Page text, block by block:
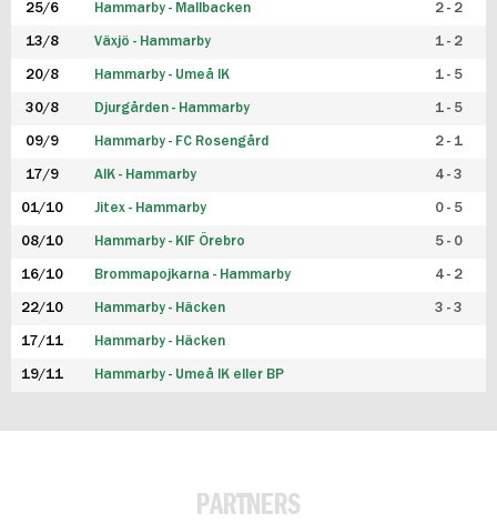
25/6 Hammarby - Mallbacken 2 - 2
13/8 Växjö - Hammarby 1 - 2
20/8 Hammarby - Umeå IK 1 - 5
30/8 Djurgården - Hammarby 1 - 5
09/9 Hammarby - FC Rosengård 2 - 1
17/9 AIK - Hammarby 4 - 3
01/10 Jitex - Hammarby 0 - 5
08/10 Hammarby - KIF Örebro 5 - 0
16/10 Brommapojkarna - Hammarby 4 - 2
22/10 Hammarby - Häcken 3 - 3
17/11 Hammarby - Häcken
19/11 Hammarby - Umeå IK eller BP
PARTNERS